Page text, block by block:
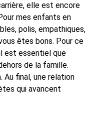
elle est encore
mes enfants en
polis, empathiques,
êtes bons. Pour ce
est essentiel que
de la famille.
final, une relation
qui avancent